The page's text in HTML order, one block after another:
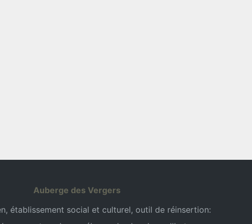
Auberge des Vergers
établissement social et culturel, outil de réinsertion: